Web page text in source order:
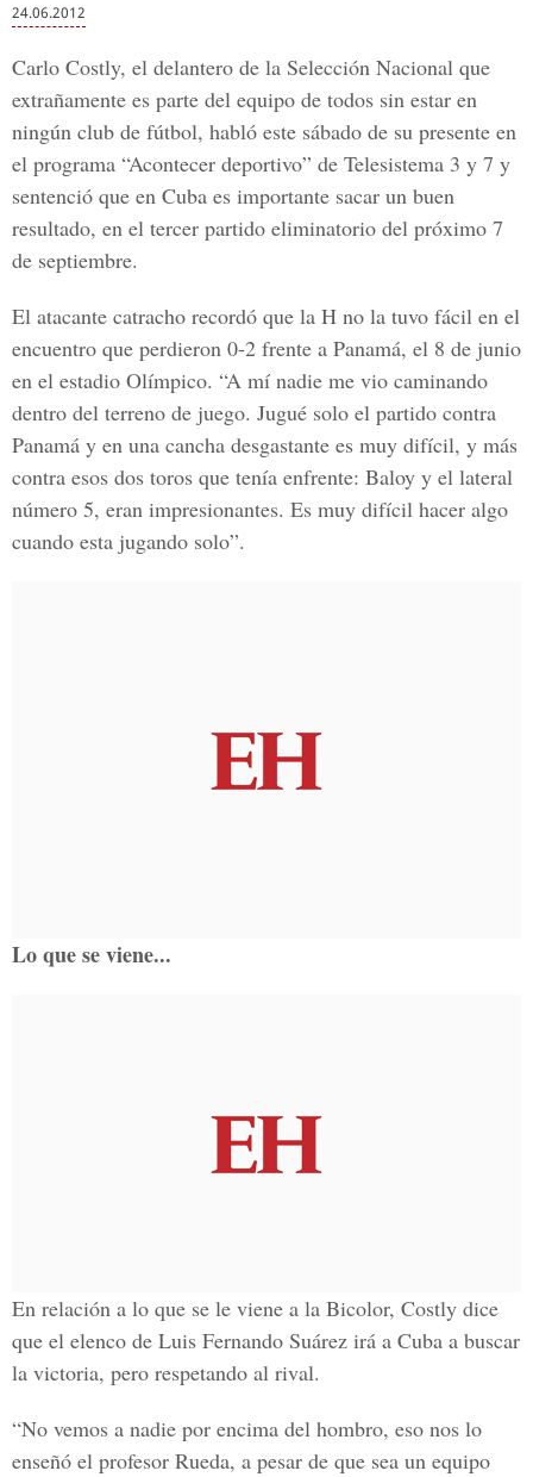
24.06.2012
Carlo Costly, el delantero de la Selección Nacional que
extrañamente es parte del equipo de todos sin estar en
ningún club de fútbol, habló este sábado de su presente en
el programa “Acontecer deportivo” de Telesistema 3 y 7 y
sentenció que en Cuba es importante sacar un buen
resultado, en el tercer partido eliminatorio del próximo 7
de septiembre.
El atacante catracho recordó que la H no la tuvo fácil en el
encuentro que perdieron 0-2 frente a Panamá, el 8 de junio
en el estadio Olímpico. “A mí nadie me vio caminando
dentro del terreno de juego. Jugué solo el partido contra
Panamá y en una cancha desgastante es muy difícil, y más
contra esos dos toros que tenía enfrente: Baloy y el lateral
número 5, eran impresionantes. Es muy difícil hacer algo
cuando esta jugando solo”.
Lo que se viene...
En relación a lo que se le viene a la Bicolor, Costly dice
que el elenco de Luis Fernando Suárez irá a Cuba a buscar
la victoria, pero respetando al rival.
“No vemos a nadie por encima del hombro, eso nos lo
enseñó el profesor Rueda, a pesar de que sea un equipo